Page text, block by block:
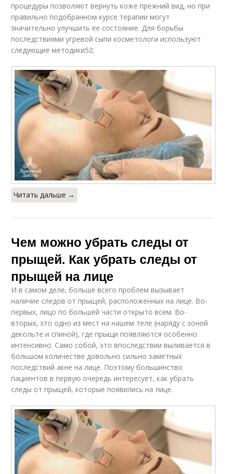
процедуры позволяют вернуть коже прежний вид, но при
правильно подобранном курсе терапии могут
значительно улучшить ее состояние. Для борьбы
последствиями угревой сыпи косметологи используют
следующие методики52:
Читать дальше →
Чем можно убрать следы от
прыщей. Как убрать следы от
прыщей на лице
И в самом деле, больше всего проблем вызывает
наличие следов от прыщей, расположенных на лице. Во-
первых, лицо по большей части открыто всем. Во-
вторых, это одно из мест на нашем теле (наряду с зоной
декольте и спиной), где прыщи появляются особенно
интенсивно. Само собой, это впоследствии выливается в
большом количестве довольно сильно заметных
последствий акне на лице. Поэтому большинство
пациентов в первую очередь интересует, как убрать
следы от прыщей, которые появились на лице.